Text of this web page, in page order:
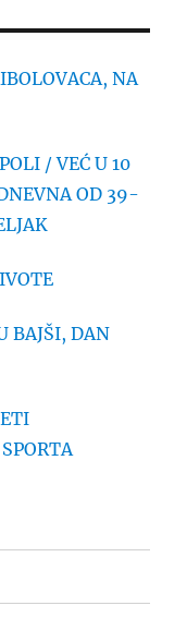
NA
/ VEĆ U 10
OD 39-
BAJŠI, DAN